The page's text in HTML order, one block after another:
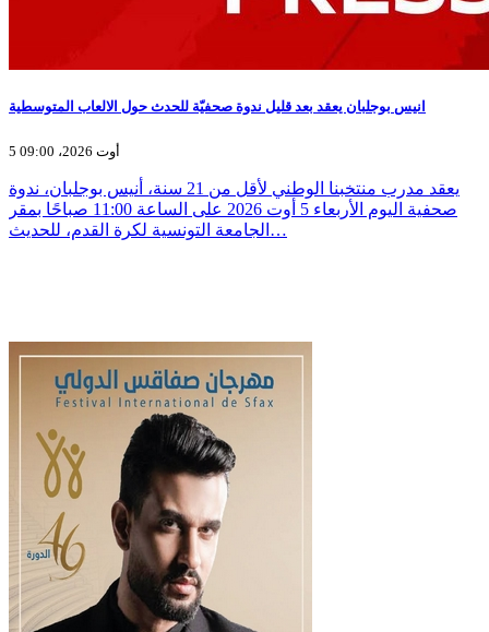
انيس بوجلبان يعقد بعد قليل ندوة صحفيّة للحدث حول الالعاب المتوسطية
5 أوت 2026، 09:00
يعقد مدرب منتخبنا الوطني لأقل من 21 سنة، أنيس بوجلبان، ندوة
صحفية اليوم الأربعاء 5 أوت 2026 على الساعة 11:00 صباحًا بمقر
الجامعة التونسية لكرة القدم، للحديث…